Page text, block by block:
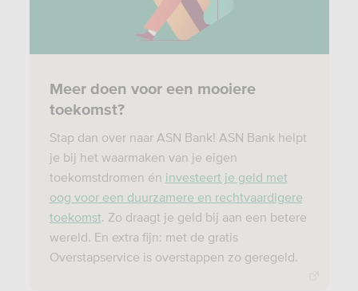
Meer doen voor een mooiere
toekomst?
Stap dan over naar ASN Bank! ASN Bank helpt
je bij het waarmaken van je eigen
toekomstdromen én investeert je geld met
oog voor een duurzamere en rechtvaardigere
toekomst. Zo draagt je geld bij aan een betere
wereld. En extra fijn: met de gratis
Overstapservice is overstappen zo geregeld.